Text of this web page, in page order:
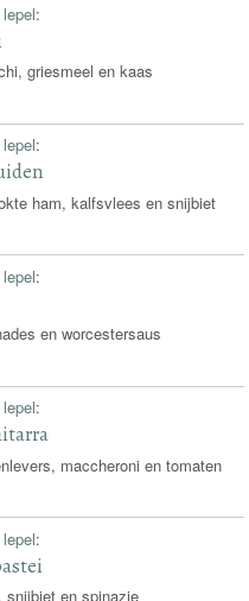
:
griesmeel en kaas
:
ham, kalfsvlees en snijbiet
:
en worcestersaus
:
maccheroni en tomaten
:
snijbiet en spinazie